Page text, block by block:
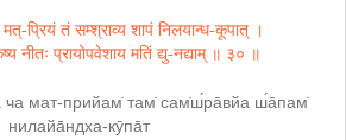
प्रियं तं सम्श्राव्य शापं निलयान्ध-कूपात् ।
नीतः प्रायोपवेशाय मतिं द्यु-नद्याम् ॥ ३० ॥
ча мат-прийам̇ там̇ сам̇ш́ра̄вйа ш́а̄пам̇
нилайа̄ндха-кӯпа̄т